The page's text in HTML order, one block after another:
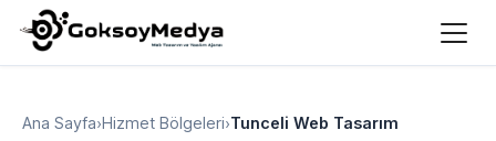
Ana Sayfa›Hizmet Bölgeleri›Tunceli Web Tasarım